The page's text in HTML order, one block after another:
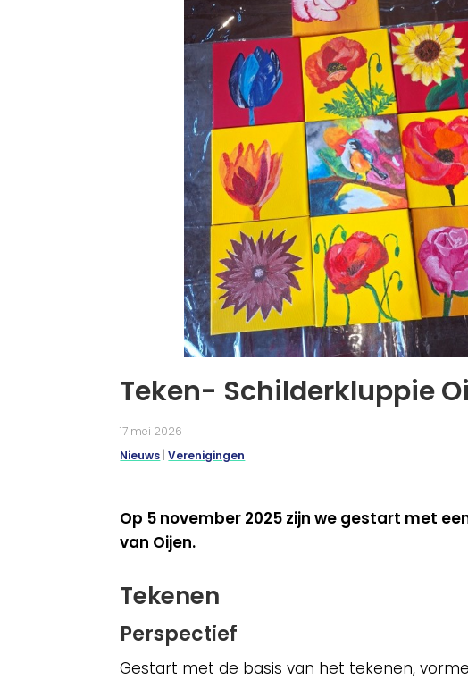
Teken- Schilderkluppie
17 mei 2026
Nieuws |Verenigingen
Op 5 november 2025 zijn we gestart met
van Oijen.
Tekenen
Perspectief
Gestart met de basis van het tekenen,